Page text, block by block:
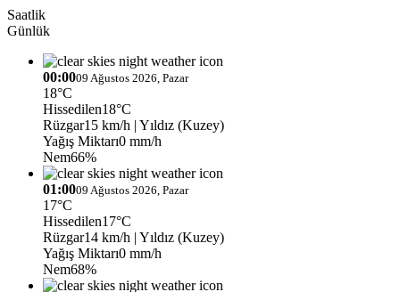
Saatlik
Günlük
00:0009 Ağustos 2026, Pazar
18°C
Hissedilen18°C
Rüzgar15 km/h | Yıldız (Kuzey)
Yağış Miktarı0 mm/h
Nem66%
01:0009 Ağustos 2026, Pazar
17°C
Hissedilen17°C
Rüzgar14 km/h | Yıldız (Kuzey)
Yağış Miktarı0 mm/h
Nem68%